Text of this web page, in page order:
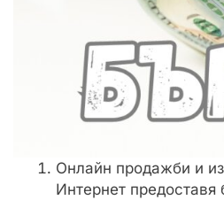
Онлайн продажби и
Интернет